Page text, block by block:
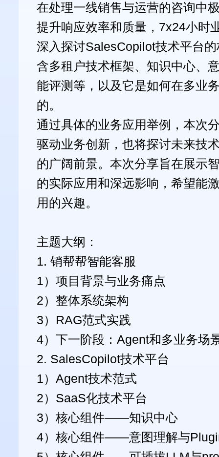
在处理一线销售与运营的咨询中
提升响应效率和质量，7x24小时
深入探讨SalesCopilot技术平台
含多租户技术框架、知识中心、
能评测等，以及它是如何在多业
的。
通过具体的业务应用举例，本次
驱动业务创新，也将探讨未来技
的广阔前景。本次分享旨在展示
的实际应用和深远影响，希望能
用的兴趣。
主题大纲：
1. 销帮帮智能客服
1）项目背景与业务痛点
2）整体系统架构
3）RAG范式实践
4）下一阶段：Agent和多业务场
2. SalesCopilot技术平台
1）Agent技术范式
2）SaaS化技术平台
3）核心组件——知识中心
4）核心组件——意图理解与